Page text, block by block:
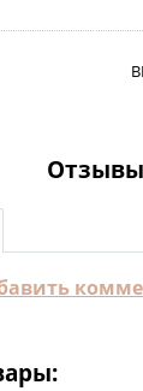
Отзывы